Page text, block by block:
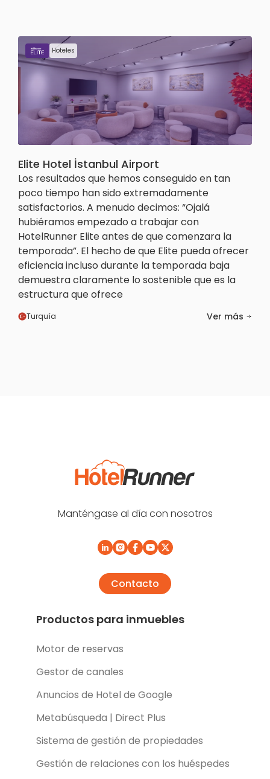
Hoteles
Elite Hotel İstanbul Airport
Los resultados que hemos conseguido en tan
poco tiempo han sido extremadamente
satisfactorios. A menudo decimos: “Ojalá
hubiéramos empezado a trabajar con
HotelRunner Elite antes de que comenzara la
temporada”. El hecho de que Elite pueda ofrecer
eficiencia incluso durante la temporada baja
demuestra claramente lo sostenible que es la
estructura que ofrece
Turquía Ver más
Manténgase al día con nosotros
Contacto
Productos para inmuebles
Motor de reservas
Gestor de canales
Anuncios de Hotel de Google
Metabúsqueda | Direct Plus
Sistema de gestión de propiedades
Gestión de relaciones con los huéspedes